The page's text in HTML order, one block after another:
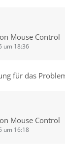
Mouse Control
um 18:36
für das
Mouse Control
um 16:18